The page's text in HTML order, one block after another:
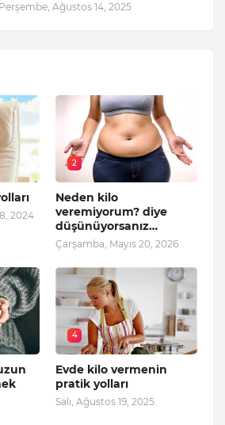
Perşembe, Ağustos 14, 2025
2024
2
Neden kilo
veremiyorum? diye
düşünüyorsanız…
Çarşamba, Mayıs 20, 2026
4
Evde kilo vermenin
pratik yolları
Salı, Ağustos 19, 2025